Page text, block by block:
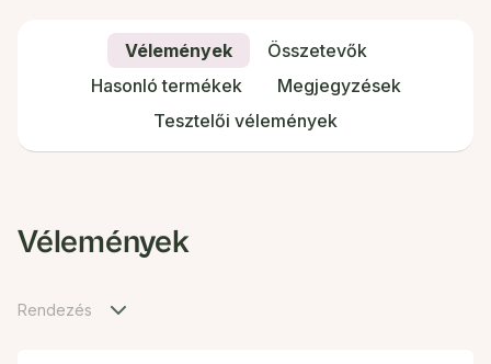
Vélemények
Összetevők
Hasonló termékek
Megjegyzések
Tesztelői vélemények
Vélemények
Rendezés